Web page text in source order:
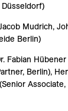
Mudrich,
Berlin)
Fabian Hübener
Berlin),